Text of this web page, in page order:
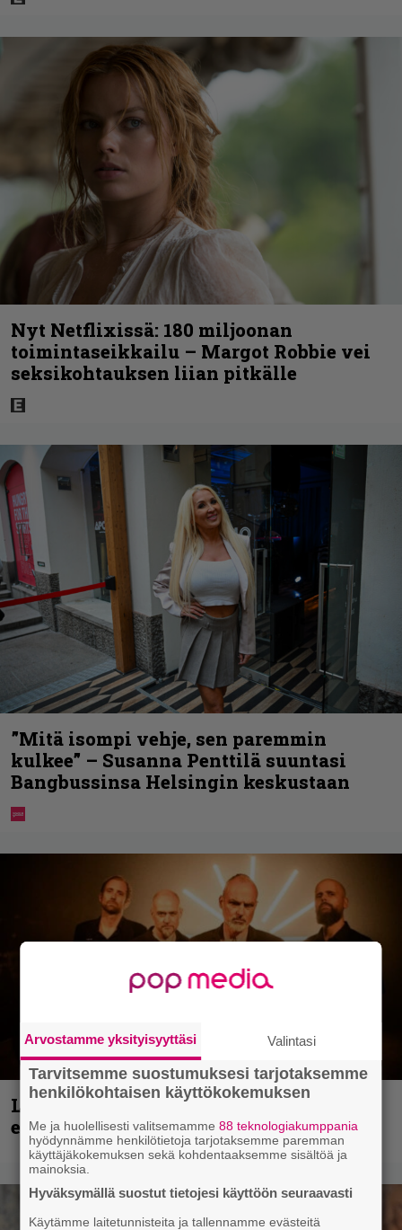
Nyt Netflixissä: 180 miljoonan
toimintaseikkailu – Margot Robbie vei
seksikohtauksen liian pitkälle
”Mitä isompi vehje, sen paremmin
kulkee” – Susanna Penttilä suuntasi
Bangbussinsa Helsingin keskustaan
Loppuvuoden Hellsinki Metal Cruisen
esiintyjät julki
Arvostamme yksityisyyttäsi Valintasi
Tarvitsemme suostumuksesi tarjotaksemme
henkilökohtaisen käyttökokemuksen
Me ja huolellisesti valitsemamme88 teknologiakumppania
hyödynnämme henkilötietoja tarjotaksemme paremman
käyttäjäkokemuksen sekä kohdentaaksemme sisältöä ja
mainoksia.
Hyväksymällä suostut tietojesi käyttöön seuraavasti
Käytämme laitetunnisteita ja tallennamme evästeitä